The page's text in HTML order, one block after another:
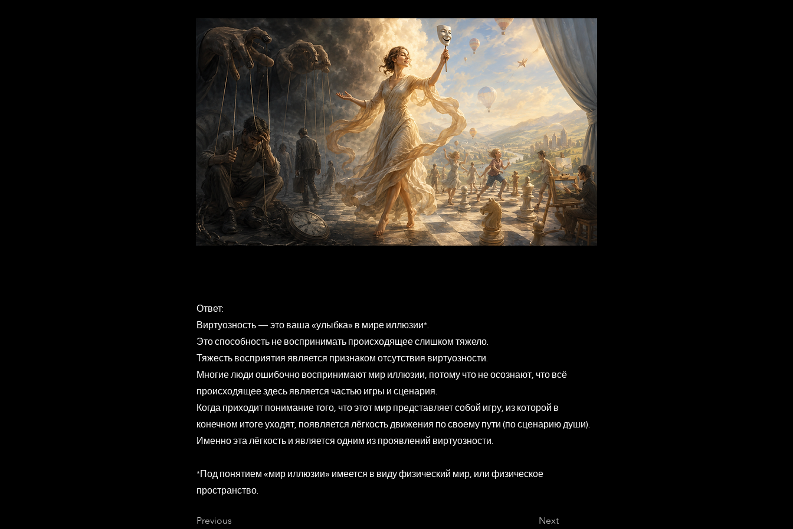
Ответ:
Виртуозность — это ваша «улыбка» в мире иллюзии*.
Это способность не воспринимать происходящее слишком тяжело.
Тяжесть восприятия является признаком отсутствия виртуозности.
Многие люди ошибочно воспринимают мир иллюзии, потому что не осознают, что всё
происходящее здесь является частью игры и сценария.
Когда приходит понимание того, что этот мир представляет собой игру, из которой в
конечном итоге уходят, появляется лёгкость движения по своему пути (по сценарию души).
Именно эта лёгкость и является одним из проявлений виртуозности.
*Под понятием «мир иллюзии» имеется в виду физический мир, или физическое
пространство.
Previous Next